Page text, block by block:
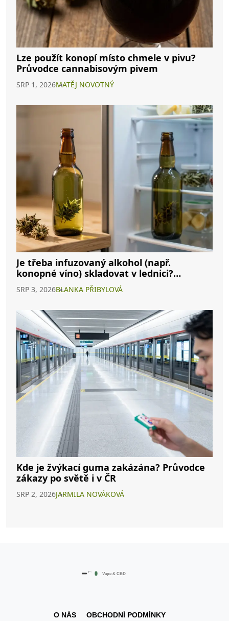
Lze použít konopí místo chmele v pivu?
Průvodce cannabisovým pivem
SRP 1, 2026MATĚJ NOVOTNÝ
Je třeba infuzovaný alkohol (např.
konopné víno) skladovat v lednici?
Kompletní průvodce
SRP 3, 2026BLANKA PŘIBYLOVÁ
Kde je žvýkací guma zakázána? Průvodce
zákazy po světě i v ČR
SRP 2, 2026JARMILA NOVÁKOVÁ
O NÁS OBCHODNÍ PODMÍNKY